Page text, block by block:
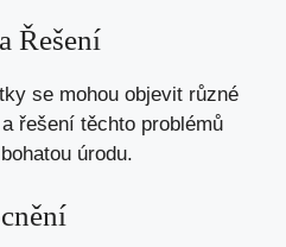
Řešení
se mohou objevit různé
řešení těchto problémů
úrodu.